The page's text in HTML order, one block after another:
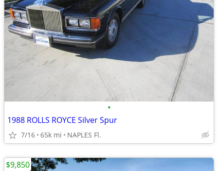
•
1988 ROLLS ROYCE Silver Spur
7/16 65k mi NAPLES Fl.
$9,850